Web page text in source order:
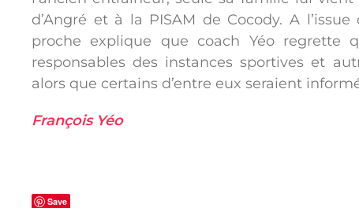
d’Angré et à la PISAM de Cocody. A
proche explique que coach Yéo regrette
responsables des instances sportives et
alors que certains d’entre eux seraient
François Yéo
Save